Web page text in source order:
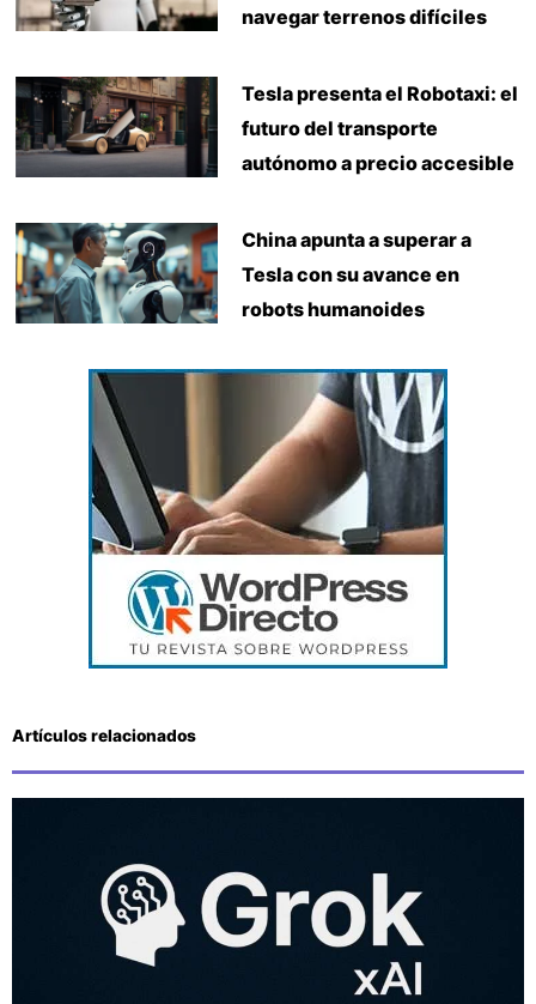
navegar terrenos difíciles
Tesla presenta el Robotaxi: el
futuro del transporte
autónomo a precio accesible
China apunta a superar a
Tesla con su avance en
robots humanoides
Artículos relacionados